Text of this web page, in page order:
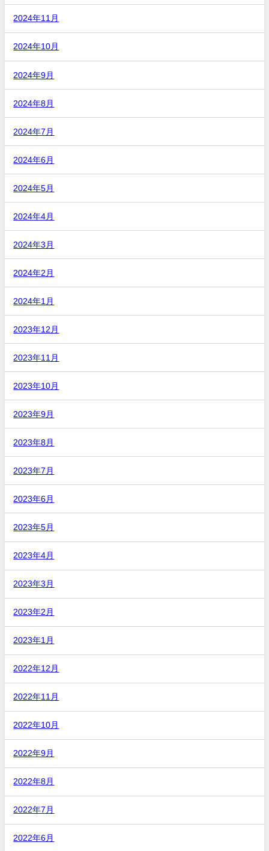
2024年11月
2024年10月
2024年9月
2024年8月
2024年7月
2024年6月
2024年5月
2024年4月
2024年3月
2024年2月
2024年1月
2023年12月
2023年11月
2023年10月
2023年9月
2023年8月
2023年7月
2023年6月
2023年5月
2023年4月
2023年3月
2023年2月
2023年1月
2022年12月
2022年11月
2022年10月
2022年9月
2022年8月
2022年7月
2022年6月